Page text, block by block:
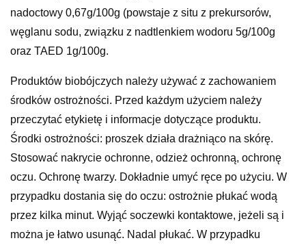
nadoctowy 0,67g/100g (powstaje z situ z prekursorów,
węglanu sodu, związku z nadtlenkiem wodoru 5g/100g
oraz TAED 1g/100g.
Produktów biobójczych należy używać z zachowaniem
środków ostrożności. Przed każdym użyciem należy
przeczytać etykietę i informacje dotyczące produktu.
Środki ostrożności: proszek działa drażniąco na skórę.
Stosować nakrycie ochronne, odzież ochronną, ochronę
oczu. Ochronę twarzy. Dokładnie umyć ręce po użyciu. W
przypadku dostania się do oczu: ostrożnie płukać wodą
przez kilka minut. Wyjąć soczewki kontaktowe, jeżeli są i
można je łatwo usunąć. Nadal płukać. W przypadku